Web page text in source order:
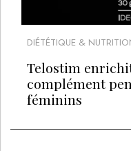
DIÉTÉTIQUE &
Telostim
complément
féminins